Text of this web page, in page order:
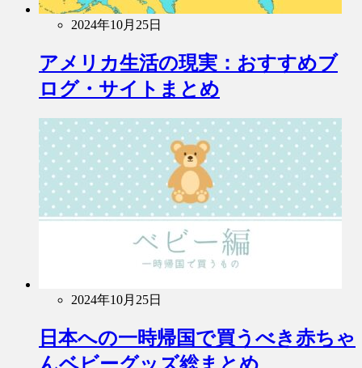
2024年10月25日
アメリカ生活の現実：おすすめブ
ログ・サイトまとめ
2024年10月25日
日本への一時帰国で買うべき赤ちゃ
んベビーグッズ総まとめ